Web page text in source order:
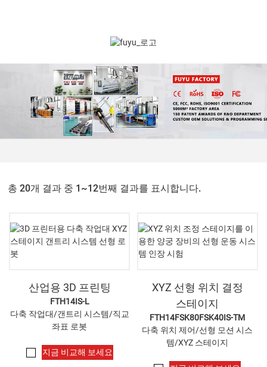
총 20개 결과 중 1~12번째 결과를 표시합니다.
산업용 3D 프린팅
FTH14IS-L
다축 작업대/갠트리 시스템/직교
좌표 로봇
지금 비교해 보세요
XYZ 선형 위치 결정
스테이지
FTH14FSK80FSK40IS-TM
다축 위치 제어/선형 모션 시스
템/XYZ 스테이지